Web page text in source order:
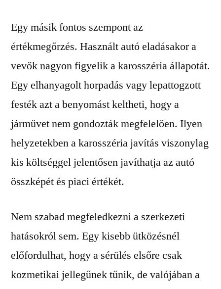
Egy másik fontos szempont az
értékmegőrzés. Használt autó eladásakor a
vevők nagyon figyelik a karosszéria állapotát.
Egy elhanyagolt horpadás vagy lepattogzott
festék azt a benyomást keltheti, hogy a
járművet nem gondozták megfelelően. Ilyen
helyzetekben a karosszéria javítás viszonylag
kis költséggel jelentősen javíthatja az autó
összképét és piaci értékét.
Nem szabad megfeledkezni a szerkezeti
hatásokról sem. Egy kisebb ütközésnél
előfordulhat, hogy a sérülés elsőre csak
kozmetikai jellegűnek tűnik, de valójában a